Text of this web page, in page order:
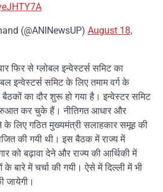
(@ANINewsUP) August 18,
फिर से ग्लोबल इन्वेस्टर्स समिट का
इन्वेस्टर्स समिट के लिए तमाम वर्ग के
का दौर शुरू हो गया है। इन्वेस्टर समिट
कर चुके हैं। नीतिगत आधार और
के लिए गठित मुख्यमंत्री सलाहकार समूह की
की गयी थी। इस बैठक में राज्य में
को बढ़ावा देने और राज्य की आर्थिकी में
बारे में चर्चा की गयी। ऐसे में दिल्ली में भी
जायेगी।